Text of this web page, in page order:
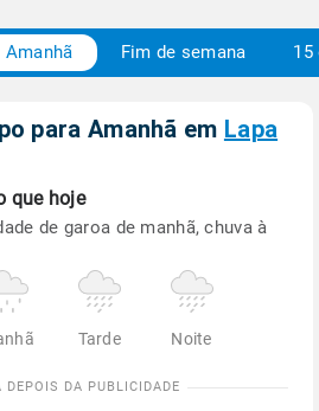
Amanhã Fim de semana 15
para Amanhã em Lapa
que hoje
de garoa de manhã, chuva à
Tarde Noite